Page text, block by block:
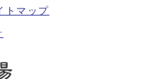
トマップ